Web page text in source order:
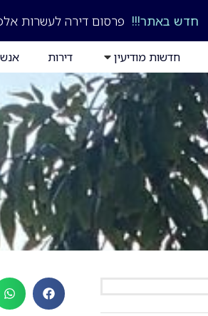
חדש באתר!!! פרסום דירה לעשרות
חדשות מודיעין דירות